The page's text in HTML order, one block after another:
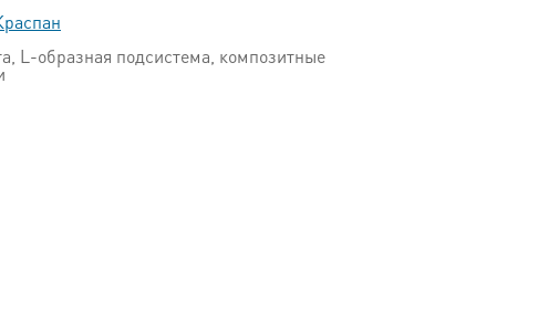
L-образная подсистема, композитные